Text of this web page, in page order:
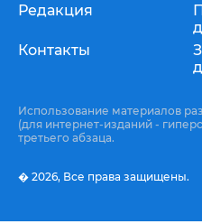
Редакция
Контакты
Использование материалов
(для интернет-изданий -
третьего абзаца.
� 2026, Все права защищены.